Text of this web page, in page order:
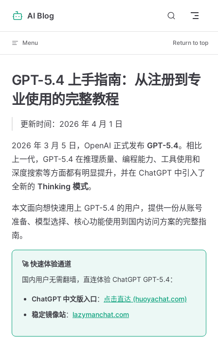
Skip to content
AI Blog
Menu Return to top
GPT-5.4 上手指南：从注册到专
业使用的完整教程
更新时间：2026 年 4 月 1 日
2026 年 3 月 5 日，OpenAI 正式发布 GPT-5.4。相比
上一代，GPT-5.4 在推理质量、编程能力、工具使用和
深度搜索等方面都有明显提升，并在 ChatGPT 中引入了
全新的 Thinking 模式。
本文面向想快速用上 GPT-5.4 的用户，提供一份从账号
准备、模型选择、核心功能使用到国内访问方案的完整指
南。
🚀 快速体验通道
国内用户无需翻墙，直连体验 ChatGPT GPT-5.4：
ChatGPT 中文版入口：
点击直达 (huoyachat.com)
稳定镜像站： lazymanchat.com